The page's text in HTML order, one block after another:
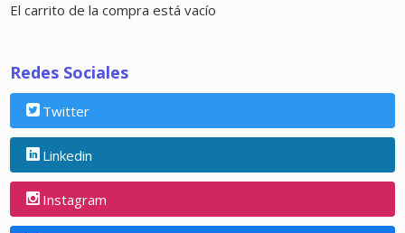
El carrito de la compra está vacío
Redes Sociales
Twitter
Linkedin
Instagram